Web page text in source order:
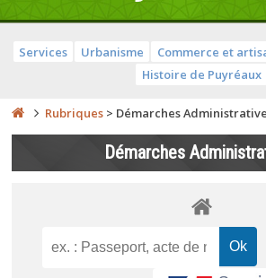
Services Urbanisme Commerce et
Histoire de Puyréaux
Rubriques > Démarches
Démarches